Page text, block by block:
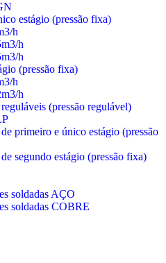
estágio (pressão fixa)
h
h
h
(pressão fixa)
h
h
(pressão regulável)
primeiro e único estágio (pressão
segundo estágio (pressão fixa)
soldadas AÇO
soldadas COBRE